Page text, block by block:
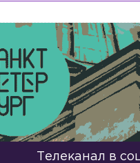
Телеканал в